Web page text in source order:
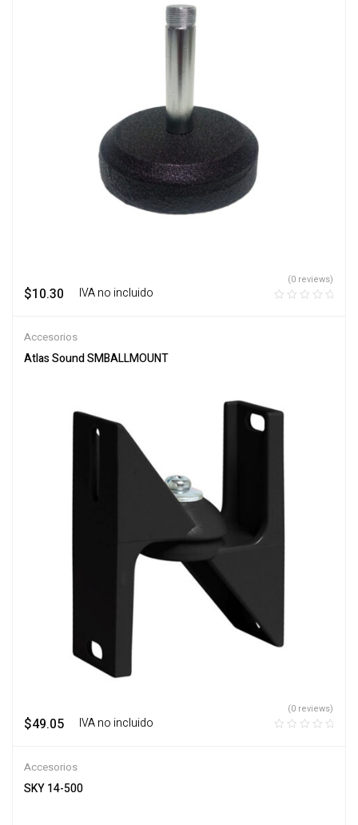
$10.30 ‎ ‎ ‎ IVA no incluido
(0 reviews)
Accesorios
Atlas Sound SMBALLMOUNT
$49.05 ‎ ‎ ‎ IVA no incluido
(0 reviews)
Accesorios
SKY 14-500